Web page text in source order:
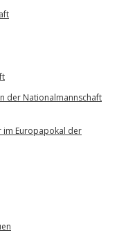
der Nationalmannschaft
im Europapokal der